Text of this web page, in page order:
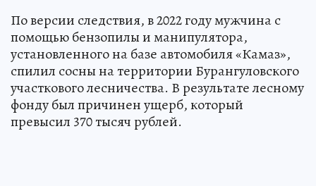
По версии следствия, в 2022 году мужчина с
помощью бензопилы и манипулятора,
установленного на базе автомобиля «Камаз»,
спилил сосны на территории Бурангуловского
участкового лесничества. В результате лесному
фонду был причинен ущерб, который
превысил 370 тысяч рублей.